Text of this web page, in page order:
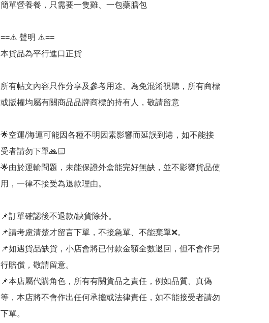
簡單營養餐，只需要一隻雞、一包藥膳包
==⚠️ 聲明 ⚠️==
本貨品為平行進口正貨
所有帖文內容只作分享及參考用途。為免混淆視聽，所有商標
或版權均屬有關商品品牌商標的持有人，敬請留意
🌟空運/海運可能因各種不明因素影響而延誤到港，如不能接
受者請勿下單🙏🏻
🌟由於運輸問題，未能保證外盒能完好無缺，並不影響貨品使
用，一律不接受為退款理由。
📌訂單確認後不退款/缺貨除外。
📌請考慮清楚才留言下單，不接急單、不能棄單❌。
📌如遇貨品缺貨，小店會將已付款金額全數退回，但不會作另
行賠償，敬請留意。
📌本店屬代購角色，所有有關貨品之責任，例如品質、真偽
等，本店將不會作出任何承擔或法律責任，如不能接受者請勿
下單。